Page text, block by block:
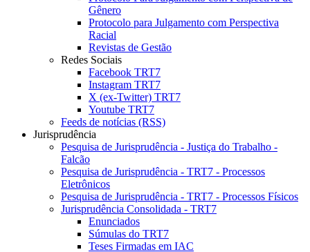
Gênero
Protocolo para Julgamento com Perspectiva
Racial
Revistas de Gestão
Redes Sociais
Facebook TRT7
Instagram TRT7
X (ex-Twitter) TRT7
Youtube TRT7
Feeds de notícias (RSS)
Jurisprudência
Pesquisa de Jurisprudência - Justiça do Trabalho -
Falcão
Pesquisa de Jurisprudência - TRT7 - Processos
Eletrônicos
Pesquisa de Jurisprudência - TRT7 - Processos Físicos
Jurisprudência Consolidada - TRT7
Enunciados
Súmulas do TRT7
Teses Firmadas em IAC